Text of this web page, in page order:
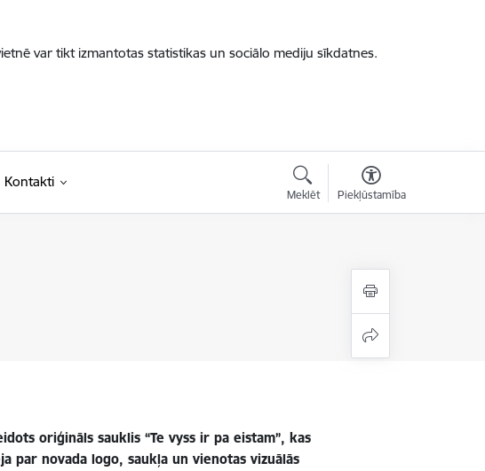
var tikt izmantotas statistikas un sociālo mediju sīkdatnes.
Kontakti
Meklēt Piekļūstamība
oriģināls sauklis “Te vyss ir pa eistam”, kas
par novada logo, saukļa un vienotas vizuālās